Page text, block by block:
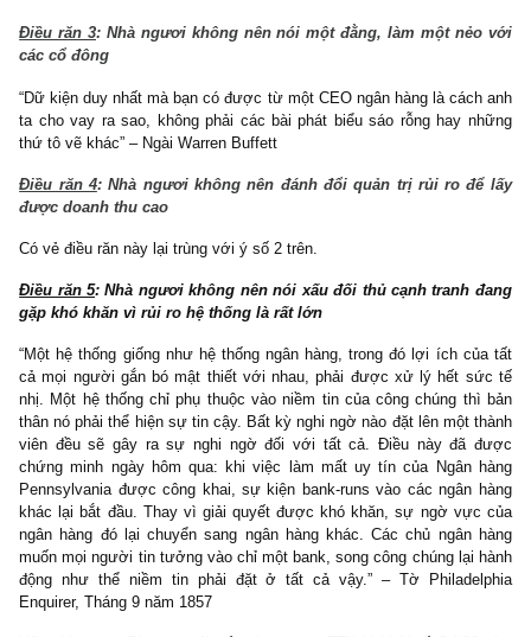
Điều răn 2
“Một trong những quy tắc lâu đời nhất trong ngành chính là kẻ
vay tăng trưởng nhanh nhất, sẽ là kẻ thua lỗ nghiêm trọng trong
lai!” – Christopher Flowers
Ngài Buffett từng giải thích nhiều về chuyện này, khi mà ngân
nếu hạ tiêu chuẩn cho vay, thì cầu tín dụng sẽ là vô tận nếu
hàng là ngành rất dễ grow, điều khó hơn chính là quản trị rủi ro
sự tìm kiếm được khách hàng chất lượng lâu dài để duy trì mức
tốt, bền vững.
Điều răn 3 : Nhà ngươi không nên nói một đằng, làm một
các cổ đông
“Dữ kiện duy nhất mà bạn có được từ một CEO ngân hàng là
ta cho vay ra sao, không phải các bài phát biểu sáo rỗng hay
thứ tô vẽ khác” – Ngài Warren Buffett
Điều răn 4: Nhà ngươi không nên đánh đổi quản trị rủi ro
được doanh thu cao